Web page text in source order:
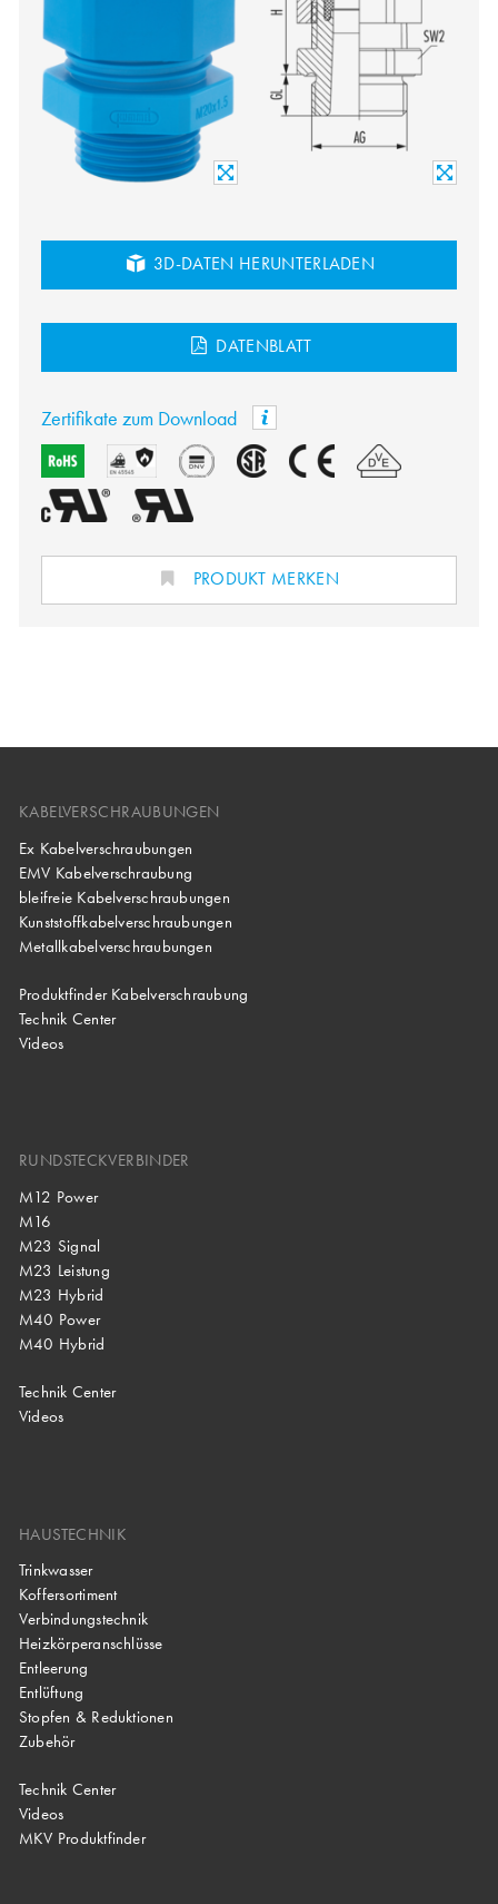
3D-DATEN HERUNTERLADEN
DATENBLATT
Zertifikate zum Download
PRODUKT MERKEN
KABELVERSCHRAUBUNGEN
Ex Kabelverschraubungen
EMV Kabelverschraubung
bleifreie Kabelverschraubungen
Kunststoffkabelverschraubungen
Metallkabelverschraubungen
Produktfinder Kabelverschraubung
Technik Center
Videos
RUNDSTECKVERBINDER
M12 Power
M16
M23 Signal
M23 Leistung
M23 Hybrid
M40 Power
M40 Hybrid
Technik Center
Videos
HAUSTECHNIK
Trinkwasser
Koffersortiment
Verbindungstechnik
Heizkörperanschlüsse
Entleerung
Entlüftung
Stopfen & Reduktionen
Zubehör
Technik Center
Videos
MKV Produktfinder